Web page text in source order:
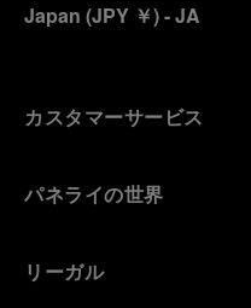
Japan (JPY ￥)- JA
カスタマーサービス
パネライの世界
リーガル